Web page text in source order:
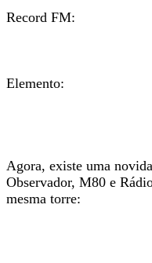
Record FM:
Elemento:
Agora, existe uma
Observador, M80 e
mesma torre: